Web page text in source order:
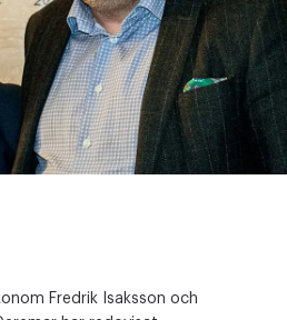
Fredrik Isaksson och